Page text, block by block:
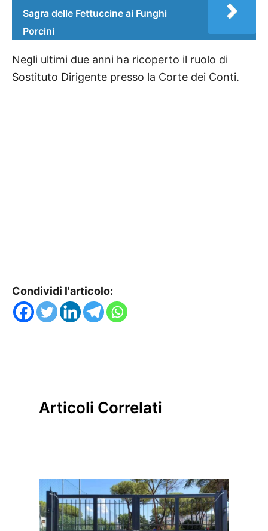
Sagra delle Fettuccine ai Funghi
Porcini
Negli ultimi due anni ha ricoperto il ruolo di
Sostituto Dirigente presso la Corte dei Conti.
Condividi l'articolo:
Articoli Correlati